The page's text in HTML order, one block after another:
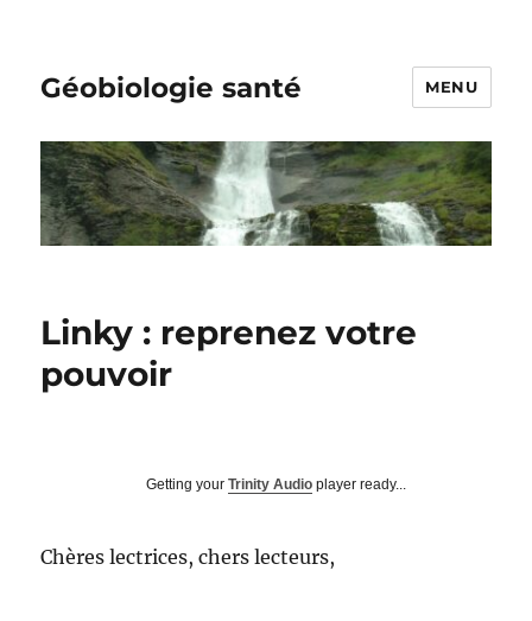
Géobiologie santé MENU
Linky : reprenez votre
pouvoir
Getting yourTrinity Audio player ready...
Chères lectrices, chers lecteurs,